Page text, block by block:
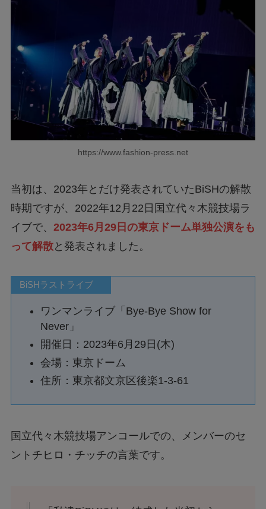
https://www.fashion-press.net
当初は、2023年とだけ発表されていたBiSHの解散
時期ですが、2022年12月22日国立代々木競技場ラ
イブで、 2023年6月29日の東京ドーム単独公演をも
って解散と発表されました。
BiSHラストライブ
ワンマンライブ「Bye-Bye Show for
Never」
開催日：2023年6月29日(木)
会場：東京ドーム
住所：東京都文京区後楽1-3-61
国立代々木競技場アンコールでの、メンバーのセ
ントチヒロ・チッチの言葉です。